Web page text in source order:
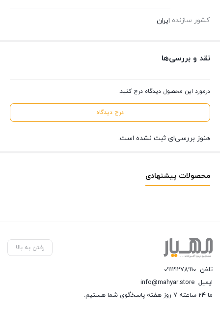
کشور سازنده ایران
نقد و بررسی‌ها
درمورد این محصول دیدگاه درج کنید.
درج دیدگاه
هنوز بررسی‌ای ثبت نشده است.
محصولات پیشنهادی
رفتن به بالا
تلفن 09119278910
ایمیل info@mahyar.store
ما 24 ساعته 7 روز هفته پاسخگوی شما هستیم.